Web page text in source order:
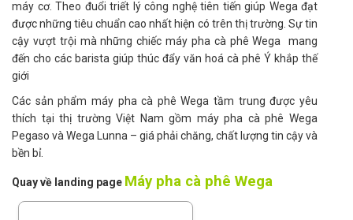
máy cơ. Theo đuổi triết lý công nghệ tiên tiến giúp Wega đạt
được những tiêu chuẩn cao nhất hiện có trên thị trường. Sự tin
cậy vượt trội mà những chiếc máy pha cà phê Wega mang
đến cho các barista giúp thúc đẩy văn hoá cà phê Ý khắp thế
giới
Các sản phẩm máy pha cà phê Wega tầm trung được yêu
thích tại thị trường Việt Nam gồm máy pha cà phê Wega
Pegaso và Wega Lunna – giá phải chăng, chất lượng tin cậy và
bền bỉ.
Quay về landing page Máy pha cà phê Wega